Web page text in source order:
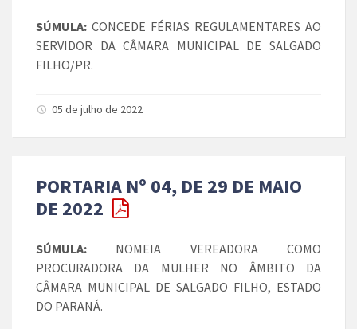
SÚMULA: CONCEDE FÉRIAS REGULAMENTARES AO
SERVIDOR DA CÂMARA MUNICIPAL DE SALGADO
FILHO/PR.
05 de julho de 2022
PORTARIA Nº 04, DE 29 DE MAIO
DE 2022
SÚMULA: NOMEIA VEREADORA COMO
PROCURADORA DA MULHER NO ÂMBITO DA
CÂMARA MUNICIPAL DE SALGADO FILHO, ESTADO
DO PARANÁ.